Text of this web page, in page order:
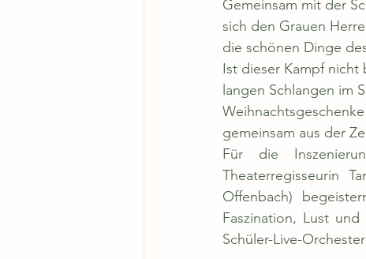
Gemeinsam mit der
sich den Grauen
die schönen Dinge
Ist dieser Kampf nicht
langen Schlangen im
gemeinsam aus der
Für die
Theaterregisseurin
Offenbach)
Faszination, Lust
Schüler-Live-